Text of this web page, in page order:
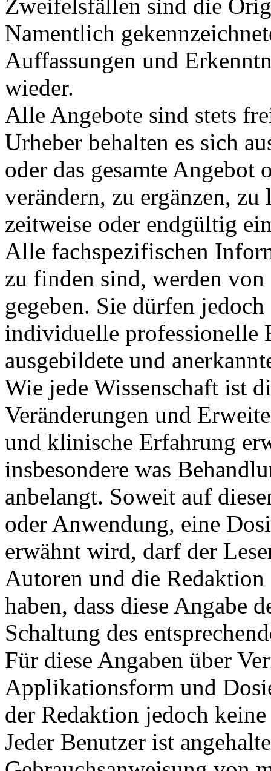
Zweifelsfällen sind die
Namentlich
Auffassungen und
wieder.
Alle Angebote sind stets
Urheber behalten es sich
oder das gesamte Angebot
verändern, zu ergänzen,
zeitweise oder endgültig
Alle fachspezifischen
zu finden sind, werden
gegeben. Sie dürfen
individuelle professionelle
ausgebildete und
Wie jede Wissenschaft ist
Veränderungen und
und klinische Erfahrung
insbesondere was
anbelangt. Soweit auf
oder Anwendung, eine
erwähnt wird, darf der
Autoren und die
haben, dass diese Angabe
Schaltung des
Für diese Angaben über
Applikationsform und
der Redaktion jedoch
Jeder Benutzer ist